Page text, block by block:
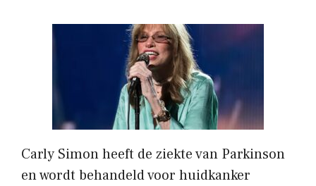
Carly Simon heeft de ziekte van Parkinson
en wordt behandeld voor huidkanker